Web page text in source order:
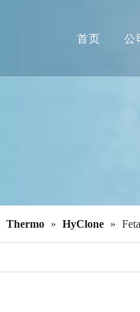
首页 公
Thermo » HyClone »